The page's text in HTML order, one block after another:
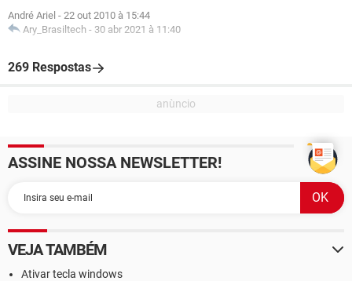
André Ariel - 22 out 2010 à 15:44
Ary_Brasiltech - 30 abr 2021 à 11:40
269 Respostas
ASSINE NOSSA NEWSLETTER!
VEJA TAMBÉM
Ativar tecla windows